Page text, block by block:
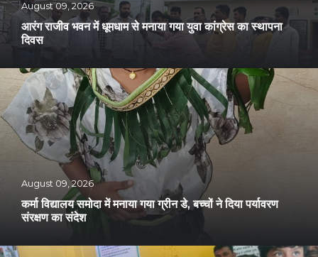
August 09, 2026
आरंग राजीव भवन में धूमधाम से मनाया गया युवा कांग्रेस का स्थापना
दिवस
August 09, 2026
कर्मा विद्यालय समोदा में मनाया गया ग्रीन डे, बच्चों ने दिया पर्यावरण
संरक्षण का संदेश